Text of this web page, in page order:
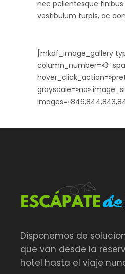
nec pellentesque
vestibulum turpis, ac
[mkdf_image_gallery
column_number=»3″
grayscale=»no»
Disponemos de
que van desde la
hotel hasta el viaje